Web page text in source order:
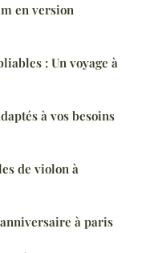
en version
: Un voyage à
à vos besoins
de violon à
à paris